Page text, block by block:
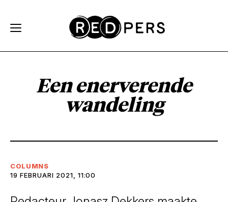
Een enerverende
wandeling
COLUMNS
19 FEBRUARI 2021, 11:00